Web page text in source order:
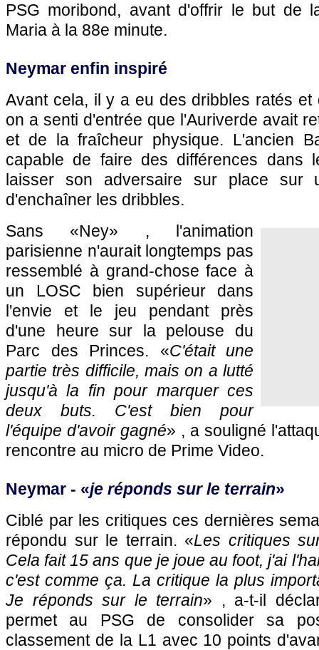
PSG moribond, avant d'offrir le but de
Maria à la 88e minute.
Neymar enfin inspiré
Avant cela, il y a eu des dribbles ratés et
on a senti d'entrée que l'Auriverde avait
et de la fraîcheur physique. L'ancien
capable de faire des différences dans
laisser son adversaire sur place
d'enchaîner les dribbles.
Sans «Ney» , l'animation
parisienne n'aurait longtemps pas
ressemblé à grand-chose face à
un LOSC bien supérieur dans
l'envie et le jeu pendant près
d'une heure sur la pelouse du
Parc des Princes. «C'était une
partie très difficile, mais on a lutté
jusqu'à la fin pour marquer ces
deux buts. C'est bien pour
l'équipe d'avoir gagné» , a souligné
rencontre au micro de Prime Video.
Neymar - «je réponds sur le terrain»
Ciblé par les critiques ces dernières
répondu sur le terrain. «Les critiques
Cela fait 15 ans que je joue au foot, j'ai
c'est comme ça. La critique la plus
Je réponds sur le terrain» , a-t-il
permet au PSG de consolider sa
classement de la L1 avec 10 points